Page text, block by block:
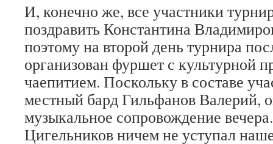
И, конечно же, все участники
поздравить Константина
поэтому на второй день турнира
организован фуршет с культурной
чаепитием. Поскольку в составе
местный бард Гильфанов Валерий,
музыкальное сопровождение
Цигельников ничем не уступал